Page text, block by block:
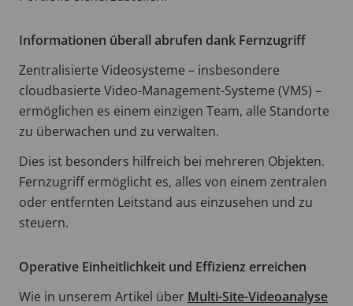
Informationen überall abrufen dank Fernzugriff
Zentralisierte Videosysteme – insbesondere
cloudbasierte Video-Management-Systeme (VMS) –
ermöglichen es einem einzigen Team, alle Standorte
zu überwachen und zu verwalten.
Dies ist besonders hilfreich bei mehreren Objekten.
Fernzugriff ermöglicht es, alles von einem zentralen
oder entfernten Leitstand aus einzusehen und zu
steuern.
Operative Einheitlichkeit und Effizienz erreichen
Wie in unserem Artikel über Multi-Site-Videoanalyse